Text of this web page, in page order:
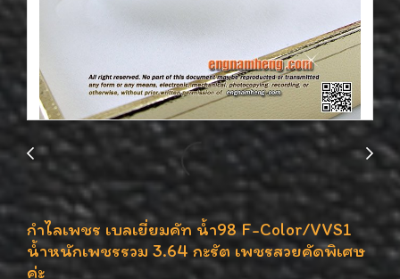
กำไลเพชร เบลเยี่ยมคัท น้ำ98 F-Color/VVS1
น้ำหนักเพชรรวม 3.64 กะรัต เพชรสวยคัดพิเศษ
ค่ะ